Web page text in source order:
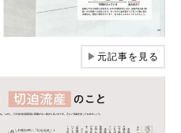
▶元記事を見る